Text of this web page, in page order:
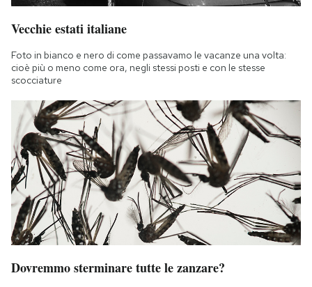
Vecchie estati italiane
Foto in bianco e nero di come passavamo le vacanze una volta:
cioè più o meno come ora, negli stessi posti e con le stesse
scocciature
Dovremmo sterminare tutte le zanzare?